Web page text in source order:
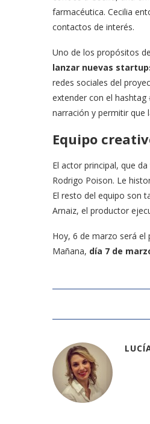
farmacéutica. Cecilia
contactos de interés.
Uno de los propósitos
lanzar nuevas
redes sociales del
extender con el
narración y permitir que
Equipo
El actor principal, que
Rodrigo Poison. Le
El resto del equipo son
Arnaiz, el productor
Hoy, 6 de marzo será el
Mañana, día 7 de